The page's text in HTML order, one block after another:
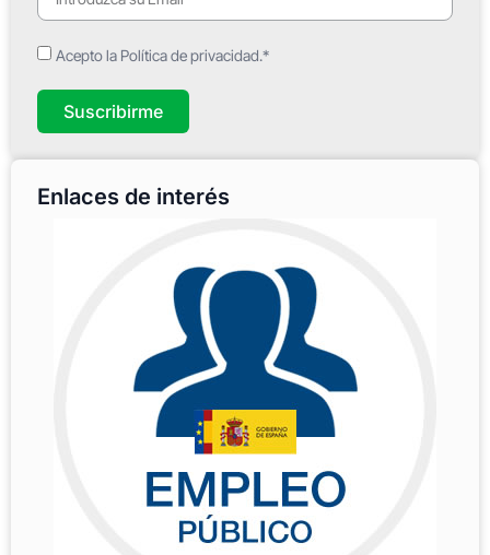
Acepto la Política de privacidad.*
Suscribirme
Enlaces de interés